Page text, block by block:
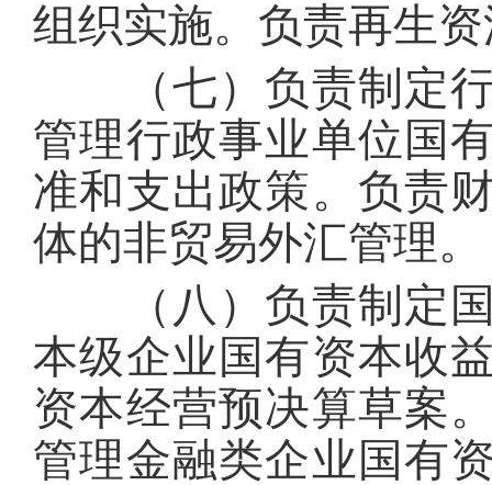
组织实施。负责再生
（七）负责制定行
管理行政事业单位国
准和支出政策。负责
体的非贸易外汇管理。
（八）负责制定国
本级企业国有资本收
资本经营预决算草案
管理金融类企业国有